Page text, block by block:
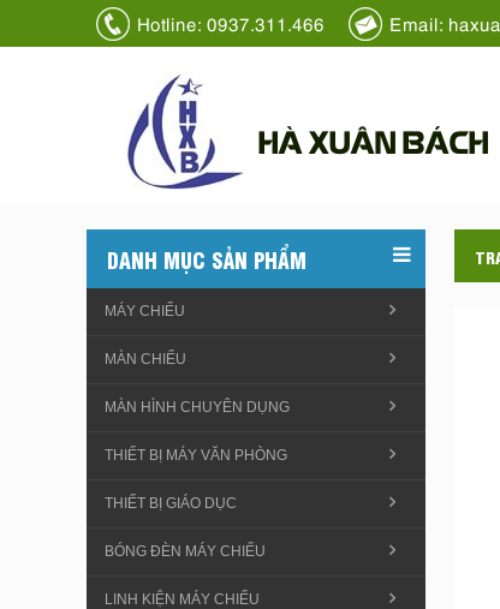
Hotline: 0937.311.466 Email:
HÀ XUÂN BÁCH
DANH MỤC SẢN PHẨM
MÁY CHIẾU
MÀN CHIẾU
MÀN HÌNH CHUYÊN DỤNG
THIẾT BỊ MÁY VĂN PHÒNG
THIẾT BỊ GIÁO DỤC
BÓNG ĐÈN MÁY CHIẾU
LINH KIỆN MÁY CHIẾU